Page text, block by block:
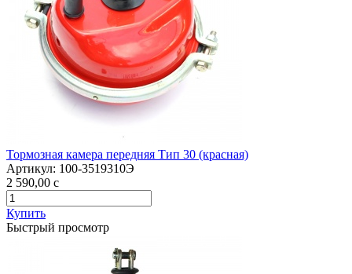
Тормозная камера передняя Тип 30 (красная)
Артикул: 100-3519310Э
2 590,00 c
Купить
Быстрый просмотр